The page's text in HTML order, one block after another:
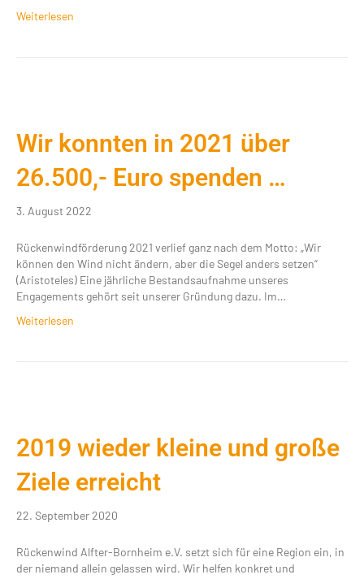
Weiterlesen
Wir konnten in 2021 über
26.500,- Euro spenden …
3. August 2022
Rückenwindförderung 2021 verlief ganz nach dem Motto: „Wir
können den Wind nicht ändern, aber die Segel anders setzen“
(Aristoteles) Eine jährliche Bestandsaufnahme unseres
Engagements gehört seit unserer Gründung dazu. Im…
Weiterlesen
2019 wieder kleine und große
Ziele erreicht
22. September 2020
Rückenwind Alfter-Bornheim e.V. setzt sich für eine Region ein, in
der niemand allein gelassen wird. Wir helfen konkret und